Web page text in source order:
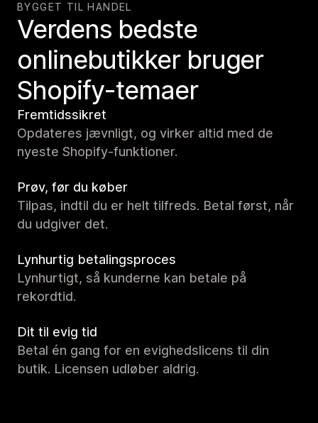
BYGGET TIL HANDEL
Verdens bedste
onlinebutikker bruger
Shopify-temaer
Fremtidssikret
Opdateres jævnligt, og virker altid med de
nyeste Shopify-funktioner.
Prøv, før du køber
Tilpas, indtil du er helt tilfreds. Betal først, når
du udgiver det.
Lynhurtig betalingsproces
Lynhurtigt, så kunderne kan betale på
rekordtid.
Dit til evig tid
Betal én gang for en evighedslicens til din
butik. Licensen udløber aldrig.